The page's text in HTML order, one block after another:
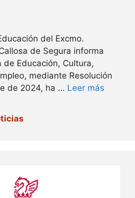
del Excmo.
de Segura informa
de Educación, Cultura,
mediante Resolución
de 2024, ha … Leer más